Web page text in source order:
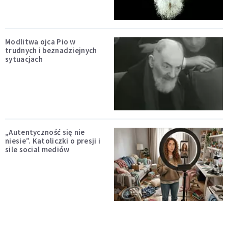
Modlitwa ojca Pio w
trudnych i beznadziejnych
sytuacjach
„Autentyczność się nie
niesie”. Katoliczki o presji i
sile social mediów